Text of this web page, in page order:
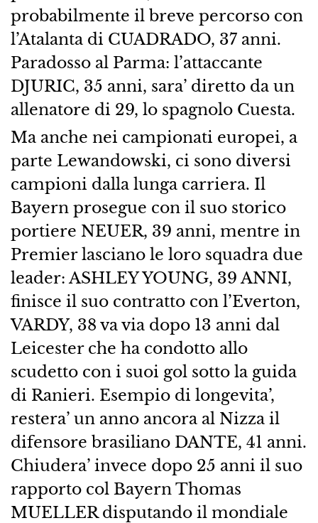
probabilmente il breve percorso con
l’Atalanta di CUADRADO, 37 anni.
Paradosso al Parma: l’attaccante
DJURIC, 35 anni, sara’ diretto da un
allenatore di 29, lo spagnolo Cuesta.
Ma anche nei campionati europei, a
parte Lewandowski, ci sono diversi
campioni dalla lunga carriera. Il
Bayern prosegue con il suo storico
portiere NEUER, 39 anni, mentre in
Premier lasciano le loro squadra due
leader: ASHLEY YOUNG, 39 ANNI,
finisce il suo contratto con l’Everton,
VARDY, 38 va via dopo 13 anni dal
Leicester che ha condotto allo
scudetto con i suoi gol sotto la guida
di Ranieri. Esempio di longevita’,
restera’ un anno ancora al Nizza il
difensore brasiliano DANTE, 41 anni.
Chiudera’ invece dopo 25 anni il suo
rapporto col Bayern Thomas
MUELLER disputando il mondiale